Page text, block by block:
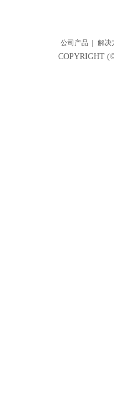
公司产品 解决
COPYRIGHT